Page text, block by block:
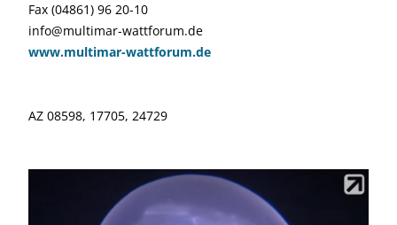
Fax (04861) 96 20-10
info@multimar-wattforum.de
www.multimar-wattforum.de
AZ 08598, 17705, 24729